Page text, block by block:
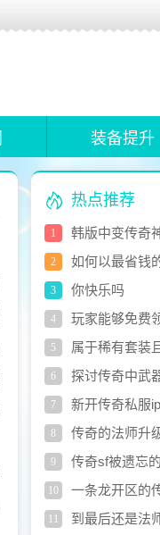
装备提升
热点推荐
1 韩版中变传奇
2 如何以最省钱
3 你快乐吗
4 玩家能够免费
5 属于稀有套装
6 探讨传奇中武
7
新开传奇私服
业
8 传奇的法师升
9 传奇sf被遗忘
10
一条龙开区的
范以下几点
11 到最后还是法